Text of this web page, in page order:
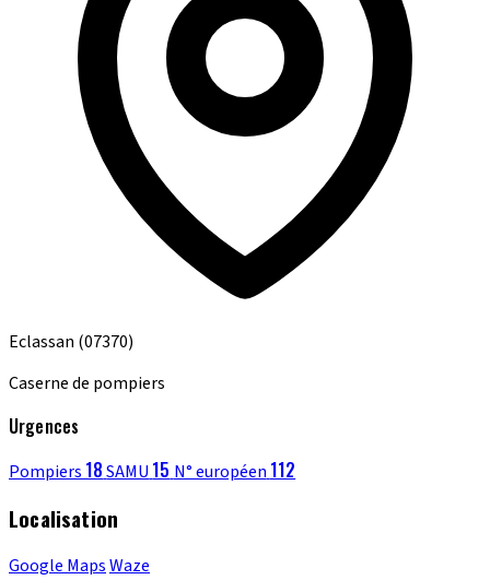
Eclassan (07370)
Caserne de pompiers
Urgences
Pompiers 18SAMU 15 N° européen 112
Localisation
Google MapsWaze